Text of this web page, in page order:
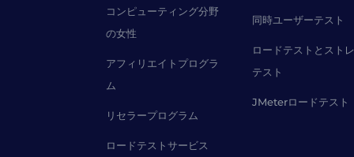
コンピューティング分野
の女性
アフィリエイトプログラ
ム
リセラープログラム
ロードテストサービス
同時ユーザーテスト
ロードテストとスト
テスト
JMeterロードテスト